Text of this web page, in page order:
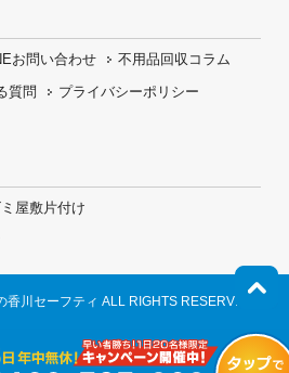
お問い合わせ
不用品回収コラム
質問
プライバシーポリシー
屋敷片付け
川セーフティ ALL RIGHTS RESERVED.